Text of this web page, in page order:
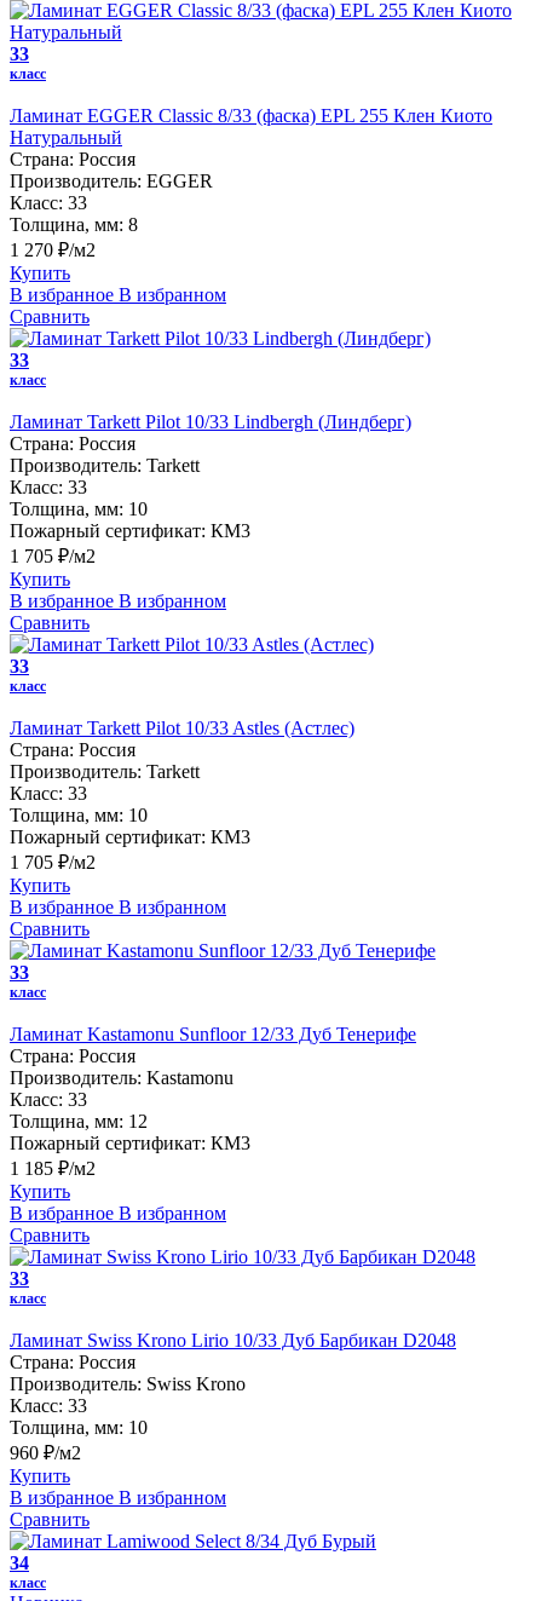
33
класс
Ламинат EGGER Classic 8/33 (фаска) EPL 255 Клен Киото
Натуральный
Страна: Россия
Производитель: EGGER
Класс: 33
Толщина, мм: 8
1 270 ₽/м2
Купить
В избранное В избранном
Сравнить
33
класс
Ламинат Tarkett Pilot 10/33 Lindbergh (Линдберг)
Страна: Россия
Производитель: Tarkett
Класс: 33
Толщина, мм: 10
Пожарный сертификат: КМ3
1 705 ₽/м2
Купить
В избранное В избранном
Сравнить
33
класс
Ламинат Tarkett Pilot 10/33 Astles (Астлес)
Страна: Россия
Производитель: Tarkett
Класс: 33
Толщина, мм: 10
Пожарный сертификат: КМ3
1 705 ₽/м2
Купить
В избранное В избранном
Сравнить
33
класс
Ламинат Kastamonu Sunfloor 12/33 Дуб Тенерифе
Страна: Россия
Производитель: Kastamonu
Класс: 33
Толщина, мм: 12
Пожарный сертификат: КМ3
1 185 ₽/м2
Купить
В избранное В избранном
Сравнить
33
класс
Ламинат Swiss Krono Lirio 10/33 Дуб Барбикан D2048
Страна: Россия
Производитель: Swiss Krono
Класс: 33
Толщина, мм: 10
960 ₽/м2
Купить
В избранное В избранном
Сравнить
34
класс